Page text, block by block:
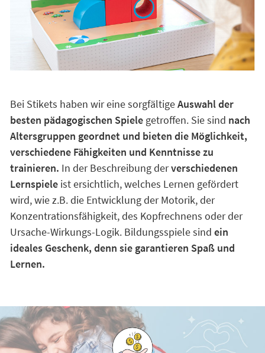
Bei Stikets haben wir eine sorgfältigeAuswahl der
besten pädagogischen Spielegetroffen. Sie sind nach
Altersgruppen geordnet und bieten die Möglichkeit,
verschiedene Fähigkeiten und Kenntnisse zu
trainieren. In der Beschreibung derverschiedenen
Lernspieleist ersichtlich, welches Lernen gefördert
wird, wie z.B. die Entwicklung der Motorik, der
Konzentrationsfähigkeit, des Kopfrechnens oder der
Ursache-Wirkungs-Logik. Bildungsspiele sind ein
ideales Geschenk, denn sie garantieren Spaß und
Lernen.